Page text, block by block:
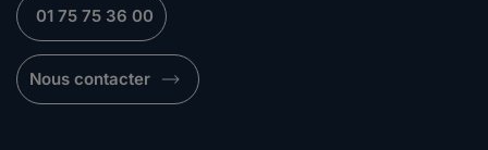
01 75 75 36 00
Nous contacter